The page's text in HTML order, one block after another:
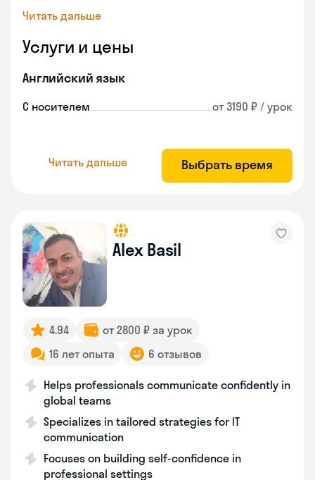
Читать дальше
Услуги и цены
Английский язык
С носителем от 3190 ₽ / урок
Читать дальше Выбрать время
Alex Basil
4.94
от 2800 ₽ за урок
16 лет опыта
6 отзывов
Helps professionals communicate confidently in
global teams
Specializes in tailored strategies for IT
communication
Focuses on building self-confidence in
professional settings